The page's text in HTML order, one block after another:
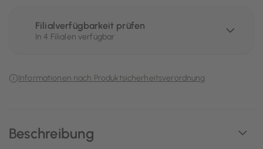
Beschreibung
Filialverfügbarkeit prüfen
In 4 Filialen verfügbar
Informationen nach Produktsicherheitsverordnung